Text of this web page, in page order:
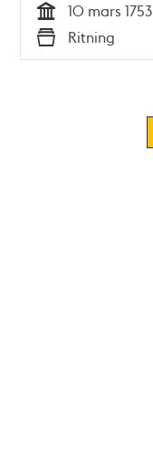
Tid
10 mars 1753
Typ
Ritning